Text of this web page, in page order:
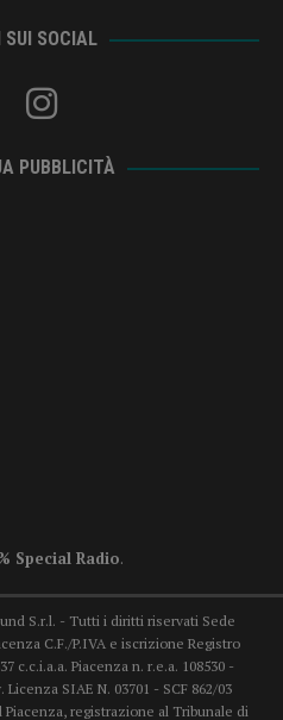
SUI SOCIAL
PUBBLICITÀ
Special Radio.
S.r.l. - Tutti i diritti riservati Sede
C.F./P.IVA e iscrizione Registro
c.c.i.a.a. Piacenza n. r.e.a. 108530 -
SIAE N. 03701 - SCF 862/03
registrazione al Tribunale di